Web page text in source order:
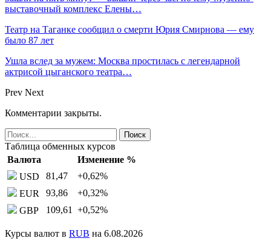
выставочный комплекс Елены…
Театр на Таганке сообщил о смерти Юрия Смирнова — ему
было 87 лет
Ушла вслед за мужем: Москва простилась с легендарной
актрисой цыганского театра…
Prev Next
Комментарии закрыты.
Таблица обменных курсов
Валюта
Изменение %
USD
81,47 +0,62%
EUR
93,86 +0,32%
GBP
109,61 +0,52%
Курсы валют в RUB на 6.08.2026